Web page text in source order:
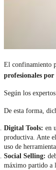
El confinamiento
profesionales
Según los
De esta forma,
Digital Tools: en
productiva. Ante
uso de
Social Selling:
máximo partido a